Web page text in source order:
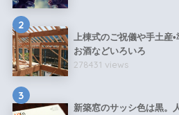
2
上棟式のご祝儀や手土産
お酒などいろいろ
278431 views
3
新築窓のサッシ色は黒。